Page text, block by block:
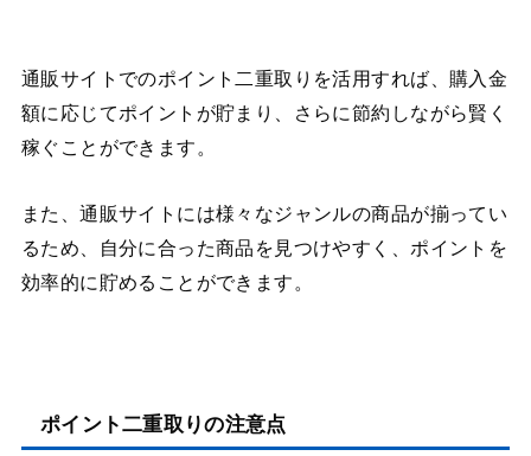
通販サイトでのポイント二重取りを活用すれば、購入金
額に応じてポイントが貯まり、さらに節約しながら賢く
稼ぐことができます。
また、通販サイトには様々なジャンルの商品が揃ってい
るため、自分に合った商品を見つけやすく、ポイントを
効率的に貯めることができます。
ポイント二重取りの注意点